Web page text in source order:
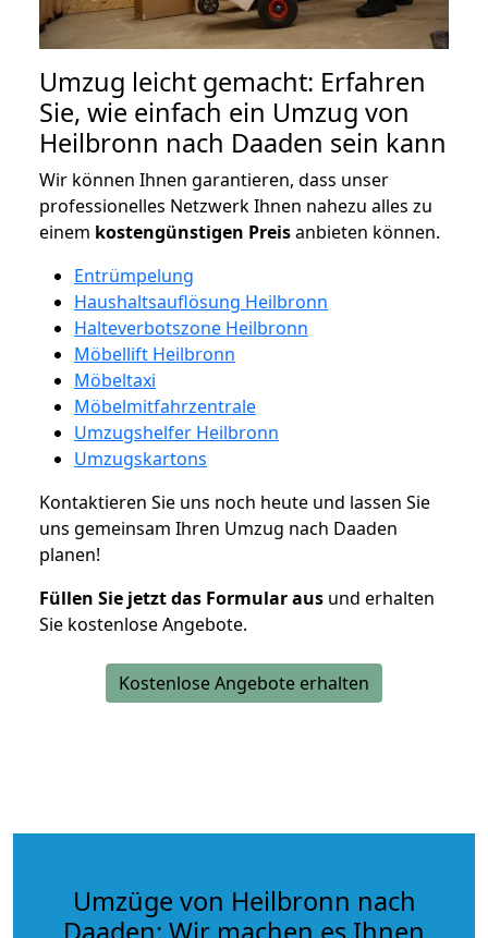
Umzug leicht gemacht: Erfahren
Sie, wie einfach ein Umzug von
Heilbronn nach Daaden sein kann
Wir können Ihnen garantieren, dass unser
professionelles Netzwerk Ihnen nahezu alles zu
einem kostengünstigen Preisanbieten können.
Entrümpelung
Haushaltsauflösung Heilbronn
Halteverbotszone Heilbronn
Möbellift Heilbronn
Möbeltaxi
Möbelmitfahrzentrale
Umzugshelfer Heilbronn
Umzugskartons
Kontaktieren Sie uns noch heute und lassen Sie
uns gemeinsam Ihren Umzug nach Daaden
planen!
Füllen Sie jetzt das Formular aus und erhalten
Sie kostenlose Angebote.
Kostenlose Angebote erhalten
Umzüge von Heilbronn nach
Daaden: Wir machen es Ihnen